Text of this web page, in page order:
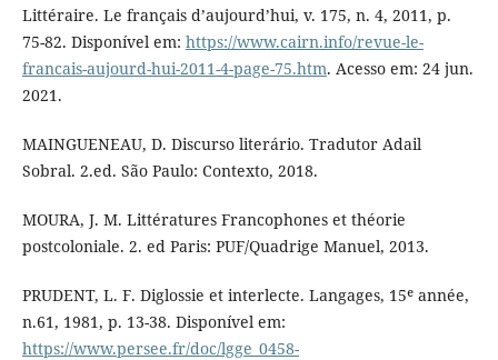
Littéraire. Le français d’aujourd’hui, v. 175, n. 4, 2011, p.
75-82. Disponível em: https://www.cairn.info/revue-le-
francais-aujourd-hui-2011-4-page-75.htm. Acesso em: 24 jun.
2021.
MAINGUENEAU, D. Discurso literário. Tradutor Adail
Sobral. 2.ed. São Paulo: Contexto, 2018.
MOURA, J. M. Littératures Francophones et théorie
postcoloniale. 2. ed Paris: PUF/Quadrige Manuel, 2013.
PRUDENT, L. F. Diglossie et interlecte. Langages, 15ᵉ année,
n.61, 1981, p. 13-38. Disponível em:
https://www.persee.fr/doc/lgge_0458-